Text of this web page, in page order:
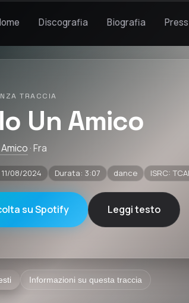
Discografia Biografia Press
TRACCIA
Un Amico
· Fra
08/2024 Durata: 3:07 dance ISRC:
su Spotify Leggi testo
Informazioni su questa traccia